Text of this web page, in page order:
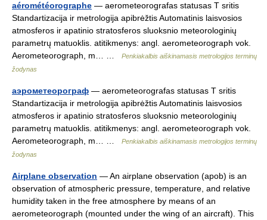
aérométéorographe — aerometeorografas statusas T sritis
Standartizacija ir metrologija apibrėžtis Automatinis laisvosios
atmosferos ir apatinio stratosferos sluoksnio meteorologinių
parametrų matuoklis. atitikmenys: angl. aerometeorograph vok.
Aerometeorograph, m… …
Penkiakalbis aiškinamasis metrologijos terminų
žodynas
аэрометеорограф — aerometeorografas statusas T sritis
Standartizacija ir metrologija apibrėžtis Automatinis laisvosios
atmosferos ir apatinio stratosferos sluoksnio meteorologinių
parametrų matuoklis. atitikmenys: angl. aerometeorograph vok.
Aerometeorograph, m… …
Penkiakalbis aiškinamasis metrologijos terminų
žodynas
Airplane observation — An airplane observation (apob) is an
observation of atmospheric pressure, temperature, and relative
humidity taken in the free atmosphere by means of an
aerometeorograph (mounted under the wing of an aircraft). This